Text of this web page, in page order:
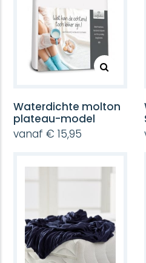
Waterdichte molton
plateau-model
vanaf € 15,95